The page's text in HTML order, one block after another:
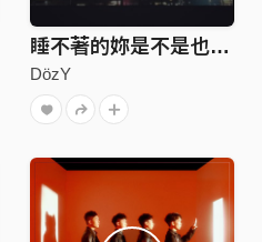
睡不著的妳是不是也在想著誰(DEMO)
DözY